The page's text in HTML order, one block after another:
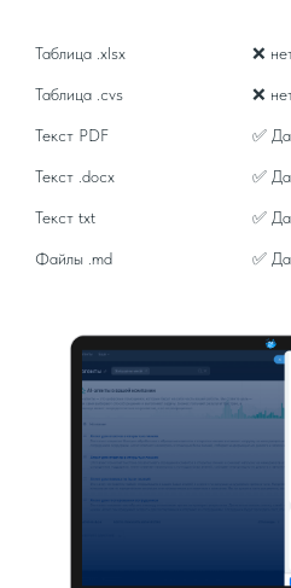
Таблица .xlsx ❌
Таблица .cvs ❌
Текст PDF ✅ Да
Текст .docx ✅ Да
Текст txt ✅ Да
Файлы .md ✅ Да